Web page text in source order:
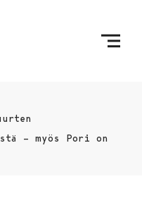
– myös Pori on